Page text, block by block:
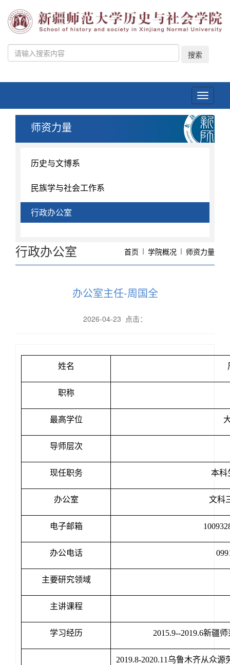
搜索
Toggle
师资力量
历史与文博系
民族学与社会工作系
行政办公室
行政办公室 首页 学院概况 师资力量
办公室主任-周国全
2026-04-23 点击：
姓名
职称
最高学位
导师层次
现任职务 本科
办公室 文科
电子邮箱
办公电话
主要研究领域
主讲课程
学习经历 2015.9--2019.6新疆
2019.8-2020.11乌鲁木齐从众